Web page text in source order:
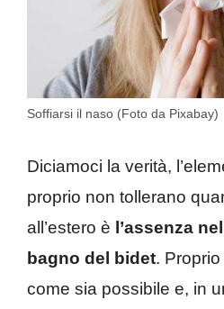
Soffiarsi il naso (Foto da Pixabay)
Diciamoci la verità,
proprio non tollerano
all’estero è l’assenza
bagno del bidet.
come sia possibile e, in